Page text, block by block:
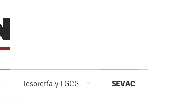
Tesorería y LGCG SEVAC